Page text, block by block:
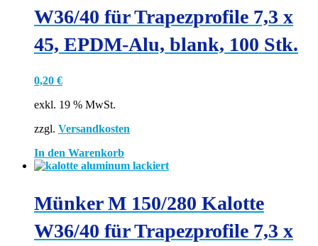
W36/40 für Trapezprofile 7,3 x
45, EPDM-Alu, blank, 100 Stk.
0,20 €
exkl. 19 % MwSt.
zzgl. Versandkosten
In den Warenkorb
Münker M 150/280 Kalotte
W36/40 für Trapezprofile 7,3 x